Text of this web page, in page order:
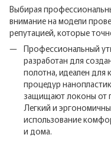
Выбирая
внимание на модели
репутацией, которые
Профессиональный
разработан для
полотна, идеален для
процедур
защищают локоны от
Легкий и
использование
и дома.